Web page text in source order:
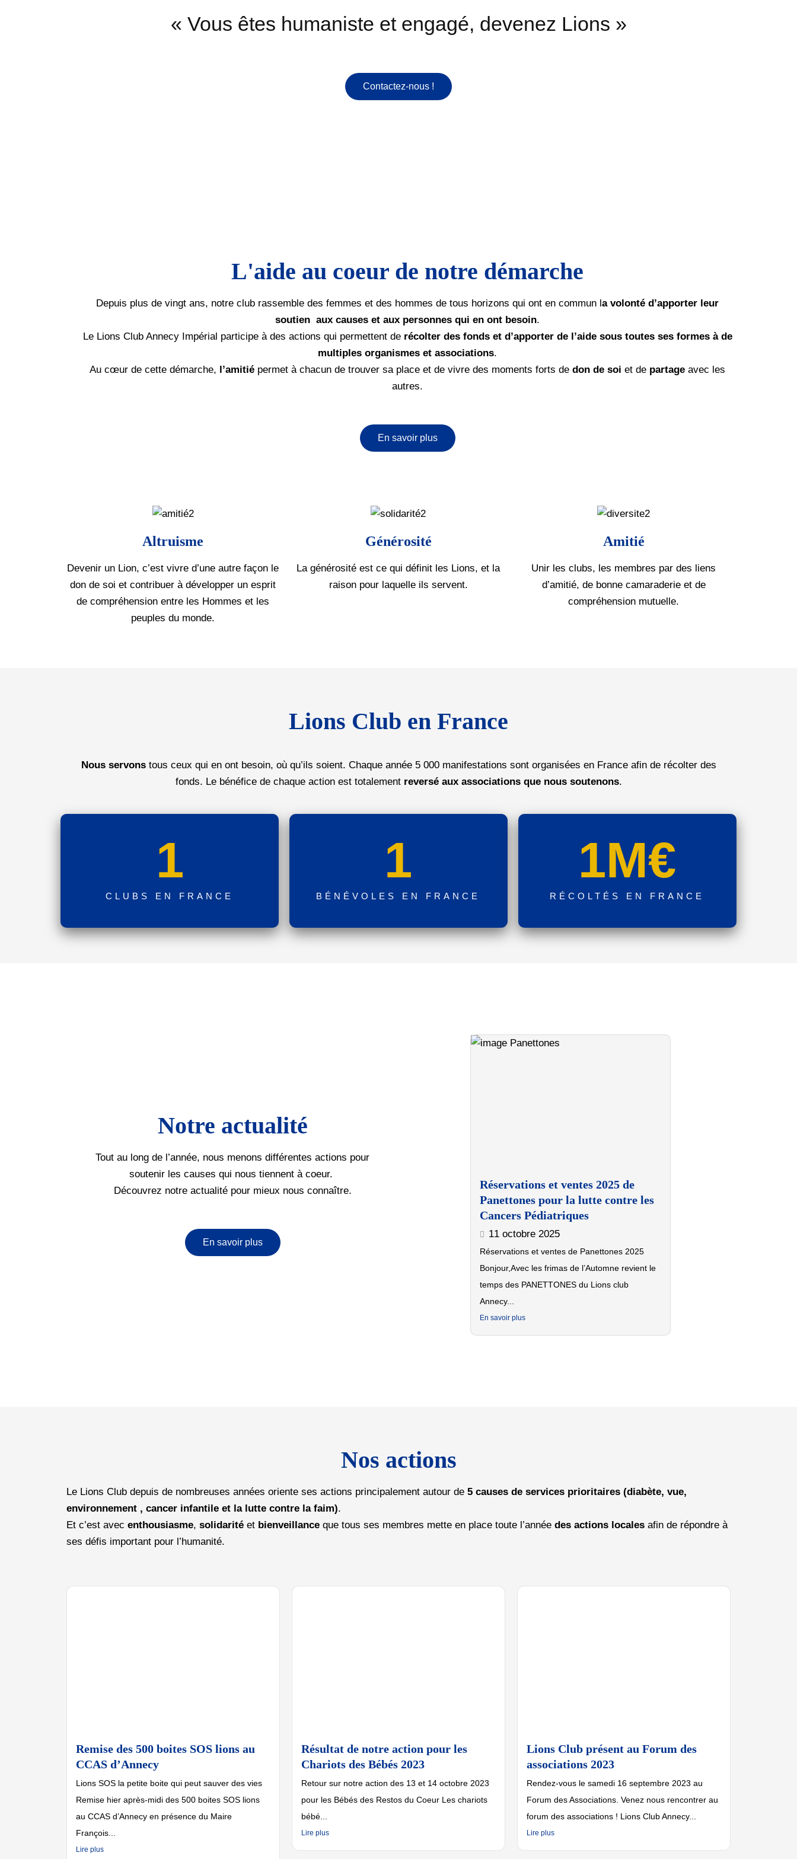
« Vous êtes humaniste et engagé, devenez Lions »
Contactez-nous !
L'aide au coeur de notre démarche
Depuis plus de vingt ans, notre club rassemble des femmes et des hommes de tous horizons qui ont en commun la volonté d’apporter leur
soutien aux causes et aux personnes qui en ont besoin.
Le Lions Club Annecy Impérial participe à des actions qui permettent de récolter des fonds et d’apporter de l’aide sous toutes ses formes à de
multiples organismes et associations.
Au cœur de cette démarche, l’amitié permet à chacun de trouver sa place et de vivre des moments forts de don de soi et de partage avec les
autres.
En savoir plus
Altruisme
Devenir un Lion, c’est vivre d’une autre façon le
don de soi et contribuer à développer un esprit
de compréhension entre les Hommes et les
peuples du monde.
Générosité
La générosité est ce qui définit les Lions, et la
raison pour laquelle ils servent.
Amitié
Unir les clubs, les membres par des liens
d’amitié, de bonne camaraderie et de
compréhension mutuelle.
Lions Club en France
Nous servonstous ceux qui en ont besoin, où qu’ils soient. Chaque année 5 000 manifestations sont organisées en France afin de récolter des
fonds. Le bénéfice de chaque action est totalement reversé aux associations que nous soutenons.
1
CLUBS EN FRANCE
1
BÉNÉVOLES EN FRANCE
1M€
RÉCOLTÉS EN FRANCE
Notre actualité
Tout au long de l’année, nous menons différentes actions pour
soutenir les causes qui nous tiennent à coeur.
Découvrez notre actualité pour mieux nous connaître.
En savoir plus
Réservations et ventes 2025 de
Panettones pour la lutte contre les
Cancers Pédiatriques
11 octobre 2025
Réservations et ventes de Panettones 2025
Bonjour,Avec les frimas de l’Automne revient le
temps des PANETTONES du Lions club
Annecy...
En savoir plus
Nos actions
Le Lions Club depuis de nombreuses années oriente ses actions principalement autour de 5 causes de services prioritaires (diabète, vue,
environnement , cancer infantile et la lutte contre la faim).
Et c’est avec enthousiasme, solidarité et bienveillance que tous ses membres mette en place toute l’année des actions locales afin de répondre à
ses défis important pour l’humanité.
Remise des 500 boites SOS lions au
CCAS d’Annecy
Lions SOS la petite boite qui peut sauver des vies
Remise hier après-midi des 500 boites SOS lions
au CCAS d’Annecy en présence du Maire
François...
Lire plus
Résultat de notre action pour les
Chariots des Bébés 2023
Retour sur notre action des 13 et 14 octobre 2023
pour les Bébés des Restos du Coeur Les chariots
bébé...
Lire plus
Lions Club présent au Forum des
associations 2023
Rendez-vous le samedi 16 septembre 2023 au
Forum des Associations. Venez nous rencontrer au
forum des associations ! Lions Club Annecy...
Lire plus